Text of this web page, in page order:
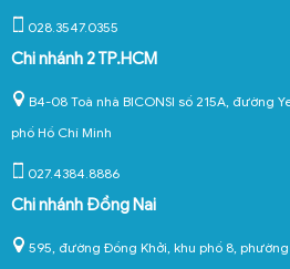
028.3547.0355
Chi nhánh 2 TP.HCM
B4-08 Toà nhà BICONSI số 215A, đường
phố Hồ Chí Minh
027.4384.8886
Chi nhánh Đồng Nai
595, đường Đồng Khởi, khu phố 8,